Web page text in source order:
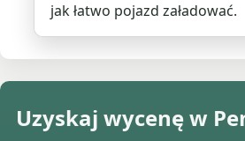
jak łatwo pojazd załadować.
Uzyskaj wycenę w